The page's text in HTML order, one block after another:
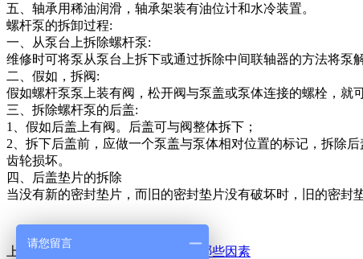
五、轴承用稀油润滑，轴承架装有油位计和水冷装置。
螺杆泵的拆卸过程:
一、从泵台上拆除螺杆泵:
维修时可将泵从泵台上拆下或通过拆除中间联轴器的方法将泵
二、假如，拆阀:
假如螺杆泵泵上装有阀，松开阀与泵盖或泵体连接的螺栓，就
三、拆除螺杆泵的后盖:
1、假如后盖上有阀。后盖可与阀整体拆下；
2、拆下后盖前，应做一个泵盖与泵体相对位置的标记，拆除
齿轮损坏。
四、后盖垫片的拆除
当没有新的密封垫片，而旧的密封垫片没有破坏时，旧的密封
上一篇：在选择纸浆泵时需要考虑哪些因素
请您留言